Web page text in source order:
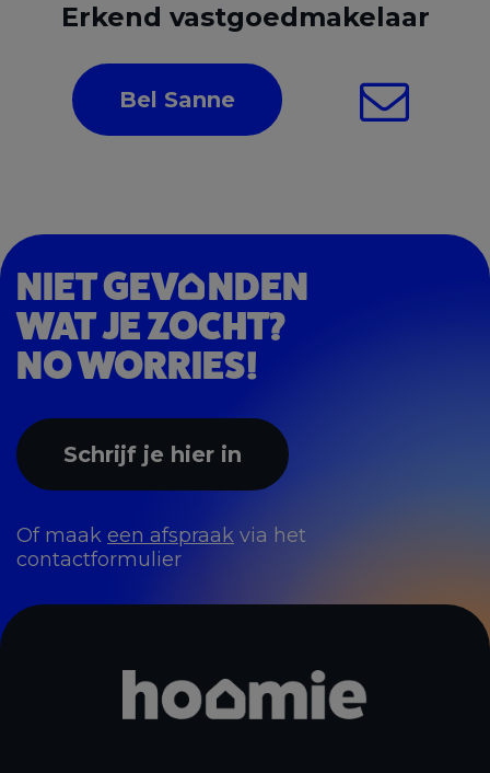
Erkend vastgoedmakelaar
Bel Sanne
NIET GEV
NDEN
WAT JE ZOCHT?
NO WORRIES!
Of maak een afspraak via het
contactformulier
Schrijf je hier in